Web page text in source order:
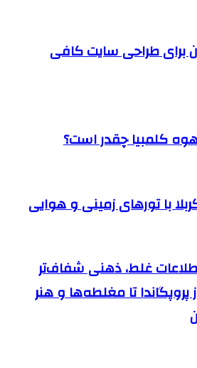
برای طراحی سایت کافی
کلمبیا چقدر است؟
با تورهای زمینی و هوایی
غلط، ذهنی شفاف‌تر
پروپگاندا تا مغلطه‌ها و هنر